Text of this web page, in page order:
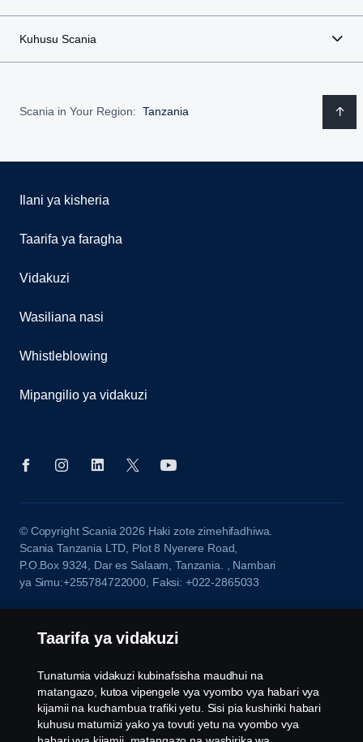
Kuhusu Scania
Scania in Your Region: Tanzania
Ilani ya kisheria
Taarifa ya faragha
Vidakuzi
Wasiliana nasi
Whistleblowing
Mipangilio ya vidakuzi
© Copyright Scania 2026 Haki zote zimehifadhiwa.
Scania Tanzania LTD, Plot 8 Nyerere Road,
P.O.Box 9324, Dar es Salaam, Tanzania. , Nambari
ya Simu:+255784722000, Faksi: +022-2865033
Taarifa ya vidakuzi
Tunatumia vidakuzi kubinafsisha maudhui na
matangazo, kutoa vipengele vya vyombo vya habari vya
kijamii na kuchambua trafiki yetu. Sisi pia kushiriki habari
kuhusu matumizi yako ya tovuti yetu na vyombo vya